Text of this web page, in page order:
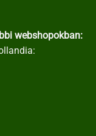
webshopokban: